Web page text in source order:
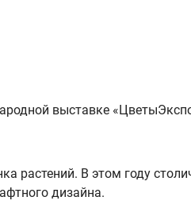
выставке
растений. В этом году
дизайна.